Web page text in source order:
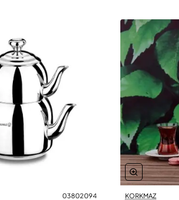
03802094 KORKMAZ